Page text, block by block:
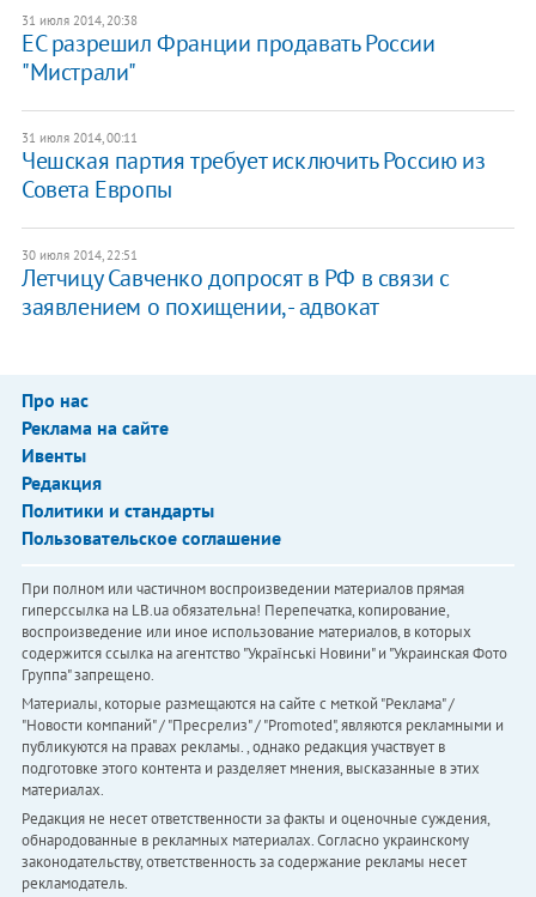
31 июля 2014, 20:38
ЕС разрешил Франции продавать России
"Мистрали"
31 июля 2014, 00:11
Чешская партия требует исключить Россию из
Совета Европы
30 июля 2014, 22:51
Летчицу Савченко допросят в РФ в связи с
заявлением о похищении, - адвокат
Про нас
Реклама на сайте
Ивенты
Редакция
Политики и стандарты
Пользовательское соглашение
При полном или частичном воспроизведении материалов прямая
гиперссылка на LB.ua обязательна! Перепечатка, копирование,
воспроизведение или иное использование материалов, в которых
содержится ссылка на агентство "Українськi Новини" и "Украинская Фото
Группа" запрещено.
Материалы, которые размещаются на сайте с меткой "Реклама" /
"Новости компаний" / "Пресрелиз" / "Promoted", являются рекламными и
публикуются на правах рекламы. , однако редакция участвует в
подготовке этого контента и разделяет мнения, высказанные в этих
материалах.
Редакция не несет ответственности за факты и оценочные суждения,
обнародованные в рекламных материалах. Согласно украинскому
законодательству, ответственность за содержание рекламы несет
рекламодатель.